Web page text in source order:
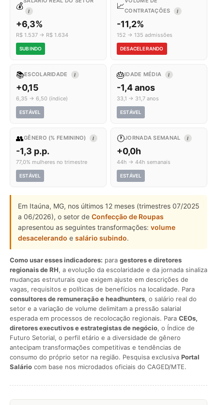
💰
I
+6,3%
R$ 1.537 → R$ 1.634
SUBINDO
📈CONTRATAÇÕES
I
-11,2%
152 → 135 admissões
DESACELERANDO
📚ESCOLARIDADE I
+0,15
6,35 → 6,50 (índice)
ESTÁVEL
🎂IDADE MÉDIA I
-1,4 anos
33,1 → 31,7 anos
ESTÁVEL
👥GÊNERO (% FEMININO) I
-1,3 p.p.
77,0% mulheres no trimestre
ESTÁVEL
🕐JORNADA SEMANAL I
+0,0h
44h → 44h semanais
ESTÁVEL
Em Itaúna, MG, nos últimos 12 meses (trimestres 07/2025
a 06/2026), o setor de Confecção de Roupas
apresentou as seguintes transformações: volume
desacelerando e salário subindo.
Como usar esses indicadores: para gestores e diretores
regionais de RH, a evolução da escolaridade e da jornada sinaliza
mudanças estruturais que exigem ajuste em descrições de
vagas, requisitos e políticas de benefícios na localidade. Para
consultores de remuneração e headhunters, o salário real do
setor e a variação de volume delimitam a pressão salarial
esperada em processos de recolocação regionais. Para CEOs,
diretores executivos e estrategistas de negócio, o Índice de
Futuro Setorial, o perfil etário e a diversidade de gênero
antecipam transformações competitivas e tendências de
consumo do próprio setor na região. Pesquisa exclusiva Portal
Salário com base nos microdados oficiais do CAGED/MTE.